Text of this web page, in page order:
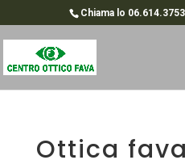
Chiama lo 06.614.3753
Ottica